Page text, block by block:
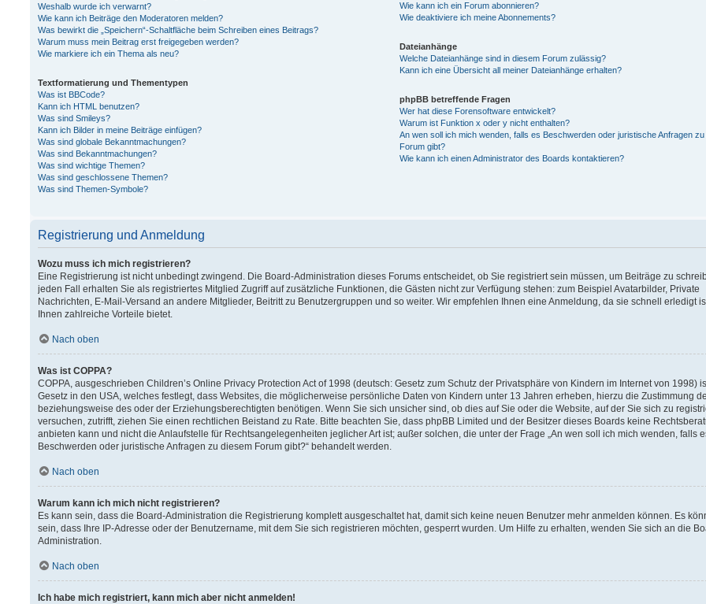
Weshalb wurde ich verwarnt?
Wie kann ich Beiträge den Moderatoren melden?
Was bewirkt die „Speichern“-Schaltfläche beim Schreiben eines Beitrags?
Warum muss mein Beitrag erst freigegeben werden?
Wie markiere ich ein Thema als neu?
Textformatierung und Thementypen
Was ist BBCode?
Kann ich HTML benutzen?
Was sind Smileys?
Kann ich Bilder in meine Beiträge einfügen?
Was sind globale Bekanntmachungen?
Was sind Bekanntmachungen?
Was sind wichtige Themen?
Was sind geschlossene Themen?
Was sind Themen-Symbole?
Wie kann ich ein Forum abonnieren?
Wie deaktiviere ich meine Abonnements?
Dateianhänge
Welche Dateianhänge sind in diesem Forum zulässig?
Kann ich eine Übersicht all meiner Dateianhänge erhalten?
phpBB betreffende Fragen
Wer hat diese Forensoftware entwickelt?
Warum ist Funktion x oder y nicht enthalten?
An wen soll ich mich wenden, falls es Beschwerden oder juristische Anfragen
Forum gibt?
Wie kann ich einen Administrator des Boards kontaktieren?
Registrierung und Anmeldung
Wozu muss ich mich registrieren?
Eine Registrierung ist nicht unbedingt zwingend. Die Board-Administration dieses Forums entscheidet, ob Sie registriert sein müssen, um Beiträge zu
jeden Fall erhalten Sie als registriertes Mitglied Zugriff auf zusätzliche Funktionen, die Gästen nicht zur Verfügung stehen: zum Beispiel Avatarbilder, Private
Nachrichten, E-Mail-Versand an andere Mitglieder, Beitritt zu Benutzergruppen und so weiter. Wir empfehlen Ihnen eine Anmeldung, da sie schnell erledigt
Ihnen zahlreiche Vorteile bietet.
Nach oben
Was ist COPPA?
COPPA, ausgeschrieben Children’s Online Privacy Protection Act of 1998 (deutsch: Gesetz zum Schutz der Privatsphäre von Kindern im Internet von 1998)
Gesetz in den USA, welches festlegt, dass Websites, die möglicherweise persönliche Daten von Kindern unter 13 Jahren erheben, hierzu die Zustimmung
beziehungsweise des oder der Erziehungsberechtigten benötigen. Wenn Sie sich unsicher sind, ob dies auf Sie oder die Website, auf der Sie sich zu
versuchen, zutrifft, ziehen Sie einen rechtlichen Beistand zu Rate. Bitte beachten Sie, dass phpBB Limited und der Besitzer dieses Boards keine
anbieten kann und nicht die Anlaufstelle für Rechtsangelegenheiten jeglicher Art ist; außer solchen, die unter der Frage „An wen soll ich mich wenden, falls
Beschwerden oder juristische Anfragen zu diesem Forum gibt?“ behandelt werden.
Nach oben
Warum kann ich mich nicht registrieren?
Es kann sein, dass die Board-Administration die Registrierung komplett ausgeschaltet hat, damit sich keine neuen Benutzer mehr anmelden können. Es
sein, dass Ihre IP-Adresse oder der Benutzername, mit dem Sie sich registrieren möchten, gesperrt wurden. Um Hilfe zu erhalten, wenden Sie sich an die
Administration.
Nach oben
Ich habe mich registriert, kann mich aber nicht anmelden!